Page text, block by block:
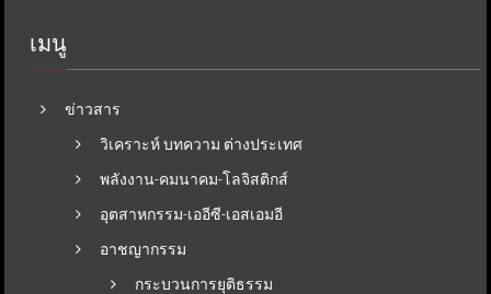
เมนู
ข่าวสาร
วิเคราะห์ บทความ ต่างประเทศ
พลังงาน-คมนาคม-โลจิสติกส์
อุตสาหกรรม-เออีซี-เอสเอมอี
อาชญากรรม
กระบวนการยุติธรรม